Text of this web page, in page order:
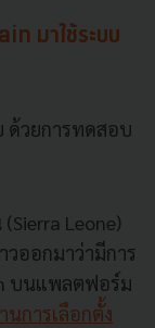
มาใช้ระบบ
ด้วยการทดสอบ
Leone)
ออกมาว่ามีการ
บนแพลตฟอร์ม
การเลือกตั้ง